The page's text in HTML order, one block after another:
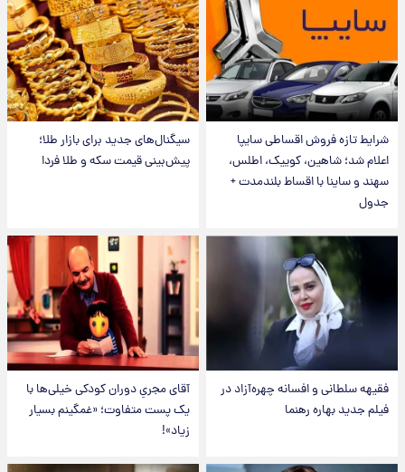
شرایط تازه فروش اقساطی سایپا
اعلام شد؛ شاهین، کوییک، اطلس،
سهند و ساینا با اقساط بلندمدت +
جدول
سیگنال‌های جدید برای بازار طلا؛
پیش‌بینی قیمت سکه و طلا فردا
فقیهه سلطانی و افسانه چهره‌آزاد در
فیلم جدید بهاره رهنما
آقای مجریِ دوران کودکی خیلی‌ها با
یک پست متفاوت؛ «غمگینم بسیار
زیاد»!